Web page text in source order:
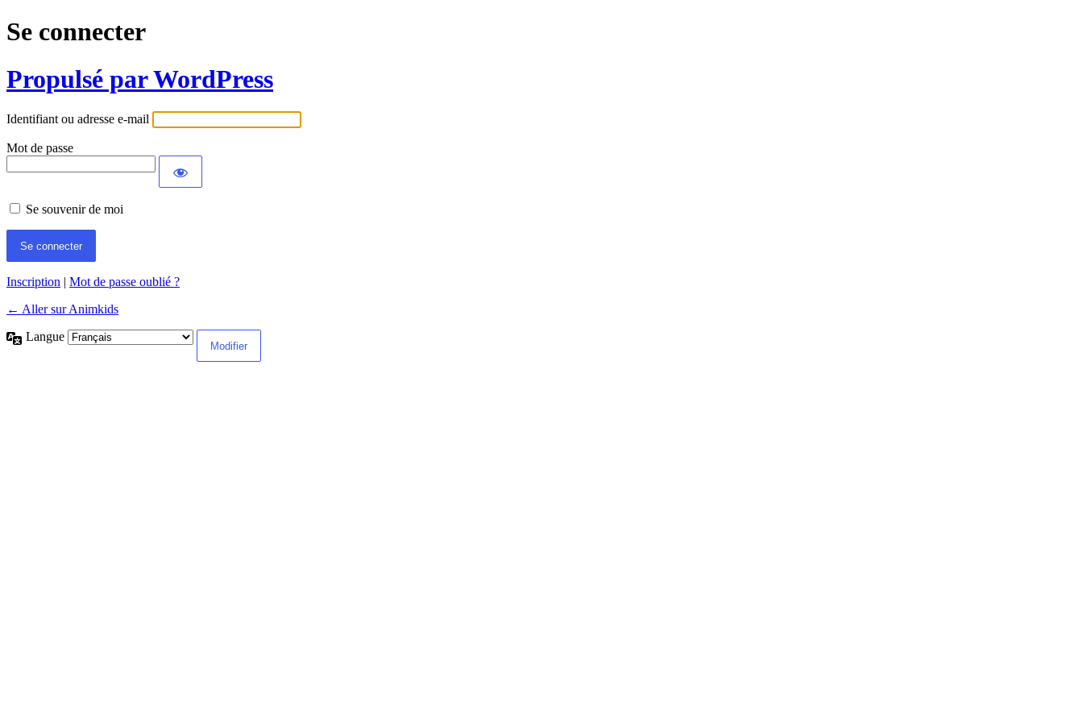
Se connecter
Propulsé par WordPress
Identifiant ou adresse e-mail
Mot de passe
Se souvenir de moi
Inscription | Mot de passe oublié ?
← Aller sur Animkids
Langue